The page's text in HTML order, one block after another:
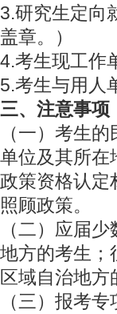
3.研究生定向
盖章。）
4.考生现工作
5.考生与用人
三、注意事项
（一）考生
单位及其所在
政策资格认定
照顾政策。
（二）应届
地方的考生；
区域自治地
（三）报考